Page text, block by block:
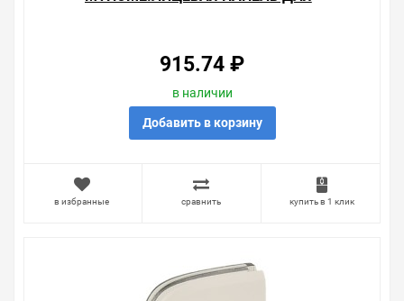
915.74 ₽
в наличии
Добавить в корзину
в избранные сравнить купить в 1 клик